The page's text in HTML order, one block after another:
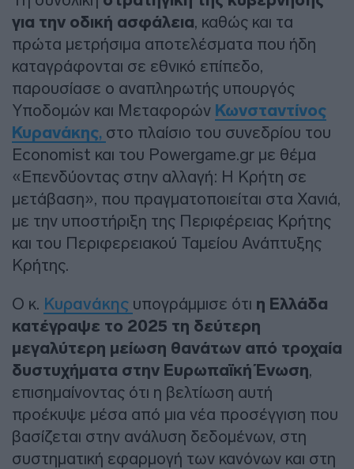
για την οδική ασφάλεια, καθώς και τα
πρώτα μετρήσιμα αποτελέσματα που ήδη
καταγράφονται σε εθνικό επίπεδο,
παρουσίασε ο αναπληρωτής υπουργός
Υποδομών και Μεταφορών Κωνσταντίνος
Κυρανάκης, στο πλαίσιο του συνεδρίου του
Economist και του Powergame.gr με θέμα
«Επενδύοντας στην αλλαγή: Η Κρήτη σε
μετάβαση», που πραγματοποιείται στα Χανιά,
με την υποστήριξη της Περιφέρειας Κρήτης
και του Περιφερειακού Ταμείου Ανάπτυξης
Κρήτης.
Ο κ. Κυρανάκης υπογράμμισε ότι η Ελλάδα
κατέγραψε το 2025 τη δεύτερη
μεγαλύτερη μείωση θανάτων από τροχαία
δυστυχήματα στην Ευρωπαϊκή Ένωση,
επισημαίνοντας ότι η βελτίωση αυτή
προέκυψε μέσα από μια νέα προσέγγιση που
βασίζεται στην ανάλυση δεδομένων, στη
συστηματική εφαρμογή των κανόνων και στη